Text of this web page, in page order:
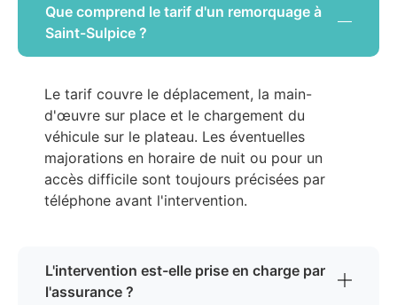
Que comprend le tarif d'un remorquage à
Saint-Sulpice ?
Le tarif couvre le déplacement, la main-
d'œuvre sur place et le chargement du
véhicule sur le plateau. Les éventuelles
majorations en horaire de nuit ou pour un
accès difficile sont toujours précisées par
téléphone avant l'intervention.
L'intervention est-elle prise en charge par
l'assurance ?